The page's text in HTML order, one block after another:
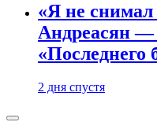
«Я не
Андреасян —
«Последнего
2 дня спустя